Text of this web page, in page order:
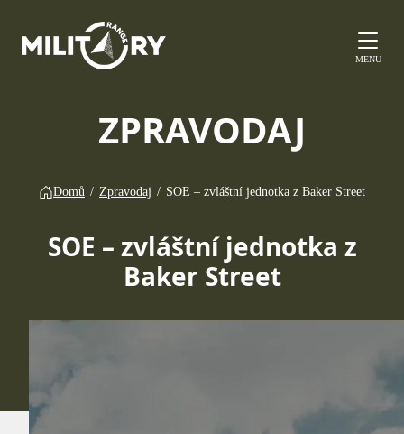
MENU
ZPRAVODAJ
Domů / Zpravodaj / SOE – zvláštní jednotka z Baker Street
SOE – zvláštní jednotka z
Baker Street